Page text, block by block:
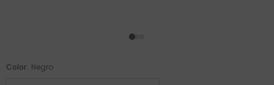
Color: Negro